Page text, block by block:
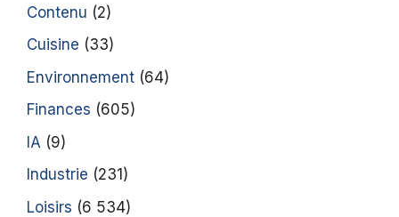
Contenu (2)
Cuisine (33)
Environnement (64)
Finances (605)
IA (9)
Industrie (231)
Loisirs (6 534)